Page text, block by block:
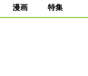
漫画 特集